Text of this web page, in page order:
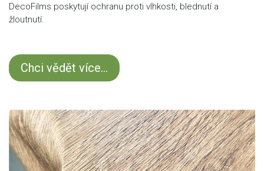
DecoFilms poskytují ochranu proti vlhkosti, blednutí a
žloutnutí.
Chci vědět více...